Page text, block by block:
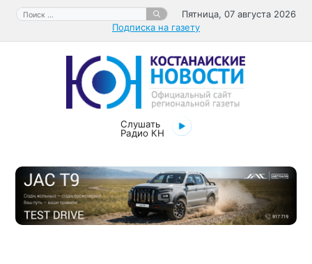
Перейти
содержимому
Поиск:
Пятница, 07 августа 2026
Подписка на газету
Слушать
Радио КН